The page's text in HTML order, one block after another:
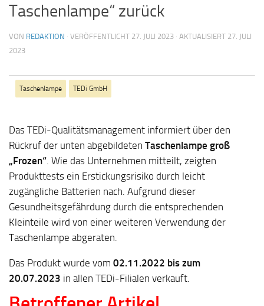
Taschenlampe“ zurück
VON REDAKTION · VERÖFFENTLICHT 27. JULI 2023 · AKTUALISIERT 27. JULI
2023
Taschenlampe TEDi GmbH
Das TEDi-Qualitätsmanagement informiert über den
Rückruf der unten abgebildeten Taschenlampe groß
„Frozen“. Wie das Unternehmen mitteilt, zeigten
Produkttests ein Erstickungsrisiko durch leicht
zugängliche Batterien nach. Aufgrund dieser
Gesundheitsgefährdung durch die entsprechenden
Kleinteile wird von einer weiteren Verwendung der
Taschenlampe abgeraten.
Das Produkt wurde vom 02.11.2022 bis zum
20.07.2023 in allen TEDi-Filialen verkauft.